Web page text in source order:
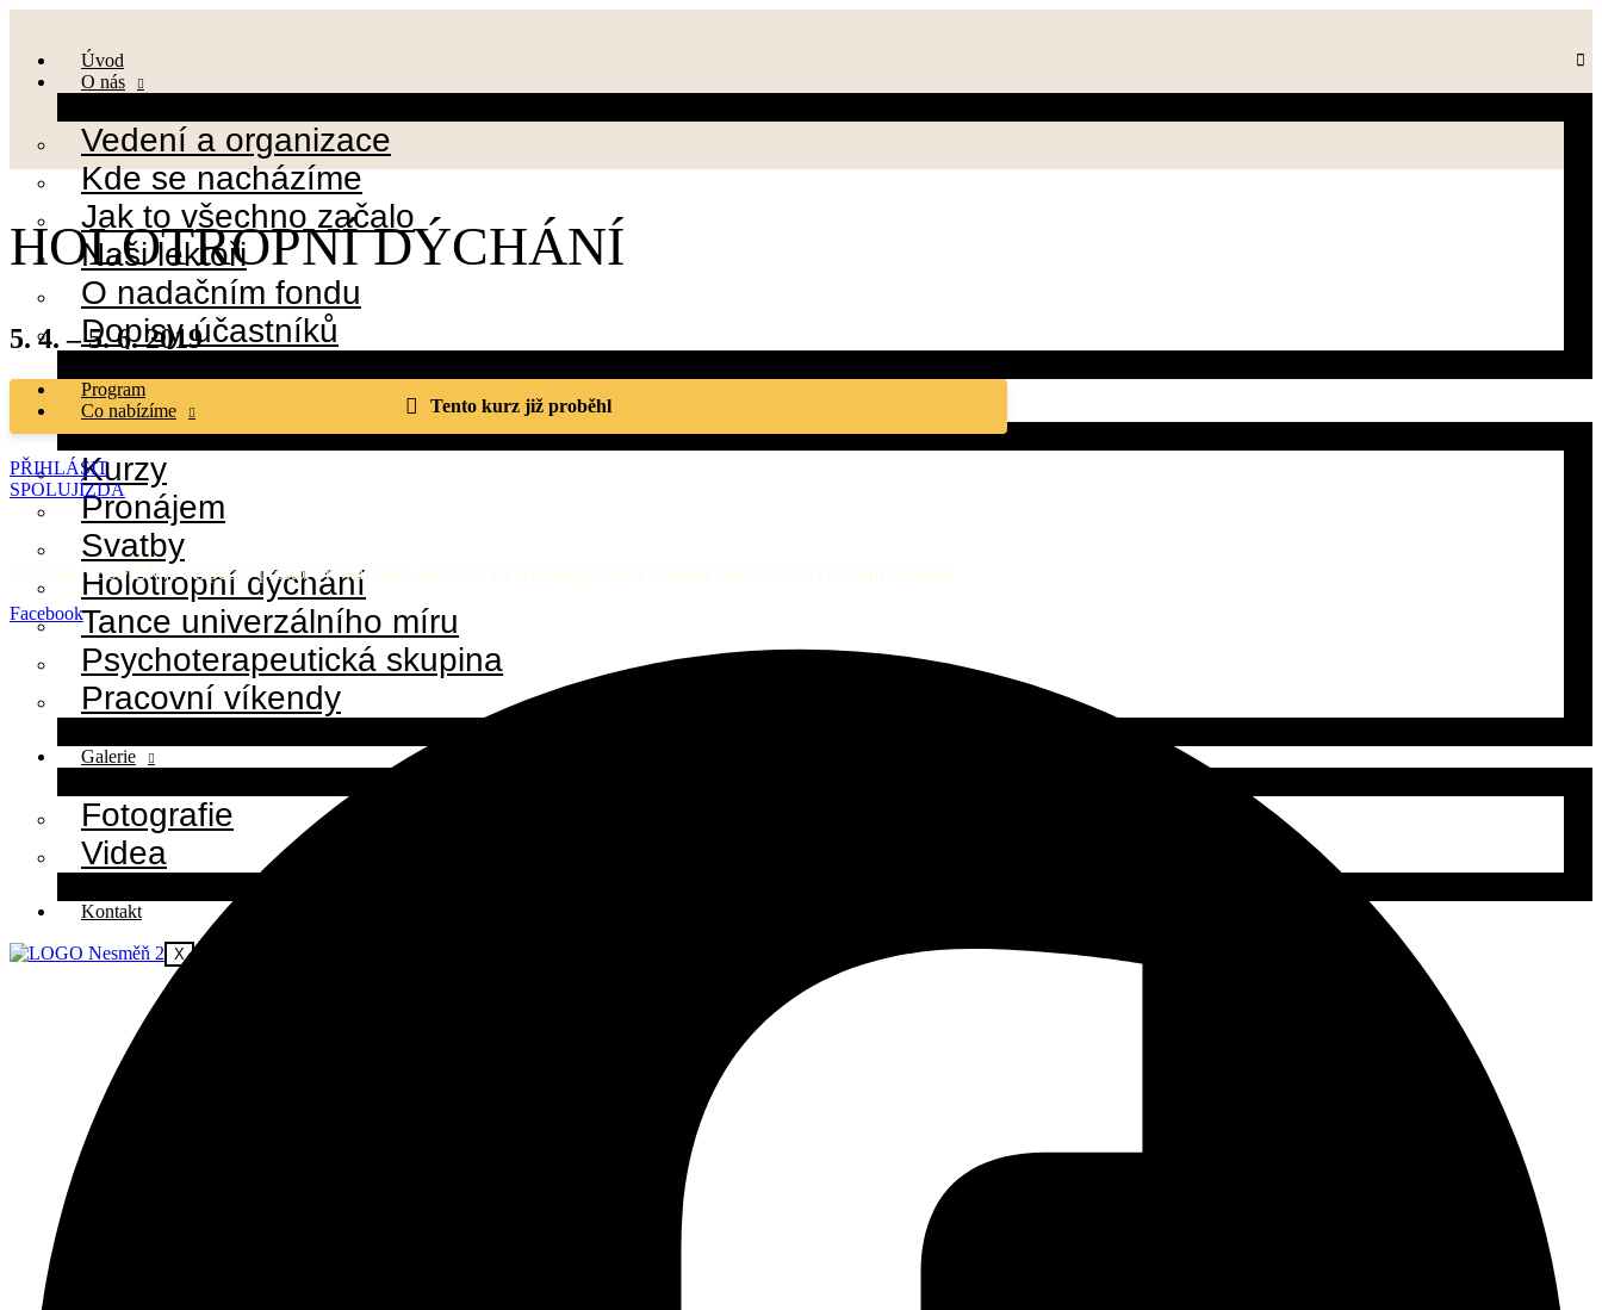
obsahu
Úvod
O nás
Vedení a organizace
Kde se nacházíme
Jak to všechno začalo
Naši lektoři
O nadačním fondu
Dopisy účastníků
Program
Co nabízíme
Kurzy
Pronájem
Svatby
Holotropní dýchání
Tance univerzálního míru
Psychoterapeutická skupina
Pracovní víkendy
Galerie
Fotografie
Videa
Kontakt
X
HOLOTROPNÍ DÝCHÁNÍ
5. 4. – 5. 6. 2019
Tento kurz již proběhl
PŘIHLÁSIT
SPOLUJÍZDA
Centrum NESMĚŇ je bezpečný prostor pro každého, kdo chce žít vědomější život v souladu sám se sebou i se vším ostatním.
Facebook